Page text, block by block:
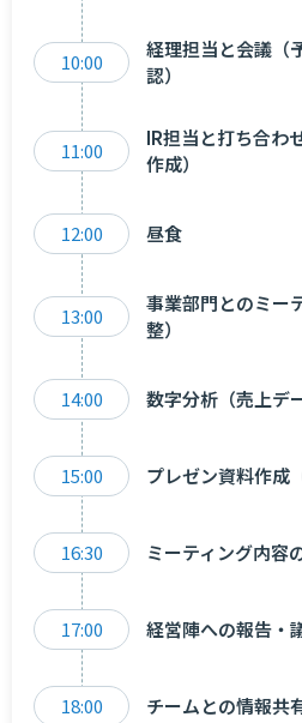
10:00
経理担当と会議（
認）
11:00
IR担当と打ち合わ
作成）
12:00 昼食
13:00
事業部門とのミー
整）
14:00 数字分析（売上デ
15:00 プレゼン資料作成
16:30 ミーティング内容
17:00 経営陣への報告・
18:00 チームとの情報共